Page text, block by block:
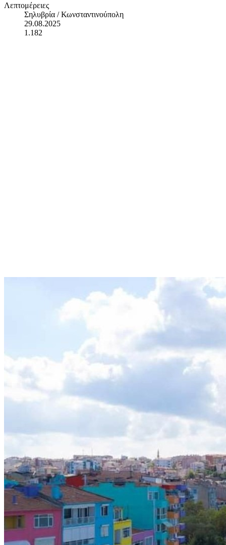
Λεπτομέρειες
Σηλυβρία / Κωνσταντινούπολη
29.08.2025
1.182